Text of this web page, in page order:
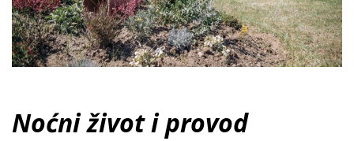
Noćni život i provod